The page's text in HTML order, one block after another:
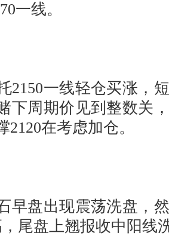
一线。
一线轻仓买涨，短
下周期价见到整数关
在考虑加仓。
盘出现震荡洗盘，然
尾盘上翘报收中阳线